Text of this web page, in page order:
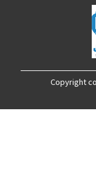
2020年11月の記
2020年10月の記
2020年9月の記事
2020年8月の記事
2020年7月の記事
2020年5月の記事
Copyright